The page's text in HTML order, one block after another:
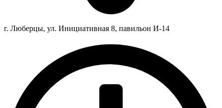
г. Люберцы, ул. Инициативная 8, павильон И-14